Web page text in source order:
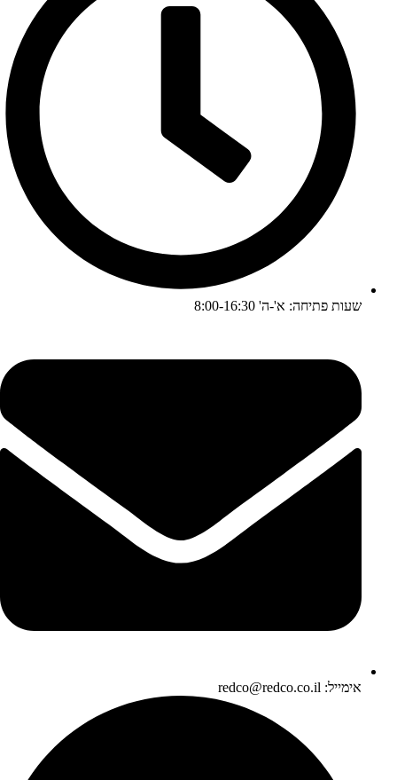
שעות פתיחה: א'-ה' 8:00-16:30
אימייל: redco@redco.co.il